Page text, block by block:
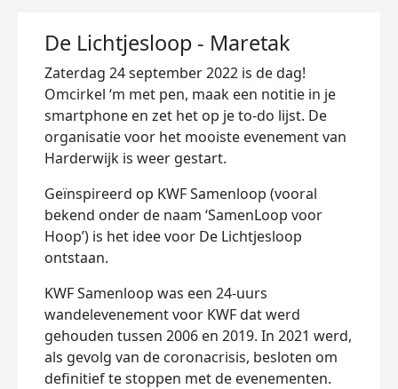
De Lichtjesloop - Maretak
Zaterdag 24 september 2022 is de dag!
Omcirkel ‘m met pen, maak een notitie in je
smartphone en zet het op je to-do lijst. De
organisatie voor het mooiste evenement van
Harderwijk is weer gestart.
Geïnspireerd op KWF Samenloop (vooral
bekend onder de naam ‘SamenLoop voor
Hoop’) is het idee voor De Lichtjesloop
ontstaan.
KWF Samenloop was een 24-uurs
wandelevenement voor KWF dat werd
gehouden tussen 2006 en 2019. In 2021 werd,
als gevolg van de coronacrisis, besloten om
definitief te stoppen met de evenementen.